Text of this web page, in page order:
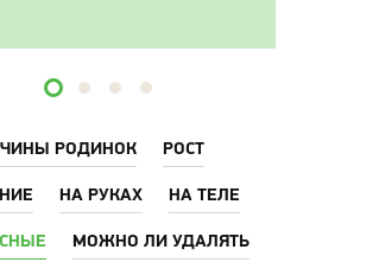
РОДИНОК РОСТ
НА РУКАХ НА ТЕЛЕ
МОЖНО ЛИ УДАЛЯТЬ